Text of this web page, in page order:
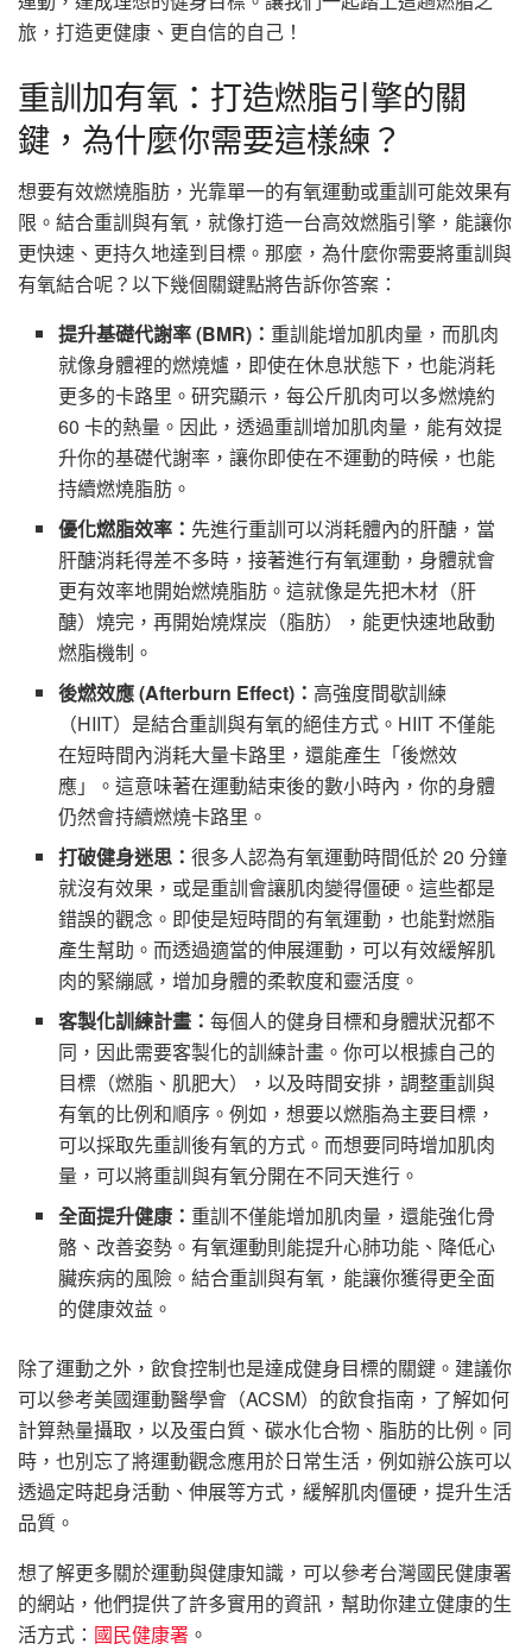
旅，打造更健康、更自信的自己！
重訓加有氧：打造燃脂引擎的關
鍵，為什麼你需要這樣練？
想要有效燃燒脂肪，光靠單一的有氧運動或重訓可能效果有
限。結合重訓與有氧，就像打造一台高效燃脂引擎，能讓你
更快速、更持久地達到目標。那麼，為什麼你需要將重訓與
有氧結合呢？以下幾個關鍵點將告訴你答案：
提升基礎代謝率 (BMR)： 重訓能增加肌肉量，而肌肉
就像身體裡的燃燒爐，即使在休息狀態下，也能消耗
更多的卡路里。研究顯示，每公斤肌肉可以多燃燒約
60 卡的熱量。因此，透過重訓增加肌肉量，能有效提
升你的基礎代謝率，讓你即使在不運動的時候，也能
持續燃燒脂肪。
優化燃脂效率： 先進行重訓可以消耗體內的肝醣，當
肝醣消耗得差不多時，接著進行有氧運動，身體就會
更有效率地開始燃燒脂肪。這就像是先把木材（肝
醣）燒完，再開始燒煤炭（脂肪），能更快速地啟動
燃脂機制。
後燃效應 (Afterburn Effect)： 高強度間歇訓練
（HIIT）是結合重訓與有氧的絕佳方式。HIIT 不僅能
在短時間內消耗大量卡路里，還能產生「後燃效
應」。這意味著在運動結束後的數小時內，你的身體
仍然會持續燃燒卡路里。
打破健身迷思：很多人認為有氧運動時間低於 20 分鐘
就沒有效果，或是重訓會讓肌肉變得僵硬。這些都是
錯誤的觀念。即使是短時間的有氧運動，也能對燃脂
產生幫助。而透過適當的伸展運動，可以有效緩解肌
肉的緊繃感，增加身體的柔軟度和靈活度。
客製化訓練計畫：每個人的健身目標和身體狀況都不
同，因此需要客製化的訓練計畫。你可以根據自己的
目標（燃脂、肌肥大），以及時間安排，調整重訓與
有氧的比例和順序。例如，想要以燃脂為主要目標，
可以採取先重訓後有氧的方式。而想要同時增加肌肉
量，可以將重訓與有氧分開在不同天進行。
全面提升健康： 重訓不僅能增加肌肉量，還能強化骨
骼、改善姿勢。有氧運動則能提升心肺功能、降低心
臟疾病的風險。結合重訓與有氧，能讓你獲得更全面
的健康效益。
除了運動之外，飲食控制也是達成健身目標的關鍵。建議你
可以參考美國運動醫學會（ACSM）的飲食指南，了解如何
計算熱量攝取，以及蛋白質、碳水化合物、脂肪的比例。同
時，也別忘了將運動觀念應用於日常生活，例如辦公族可以
透過定時起身活動、伸展等方式，緩解肌肉僵硬，提升生活
品質。
想了解更多關於運動與健康知識，可以參考台灣國民健康署
的網站，他們提供了許多實用的資訊，幫助你建立健康的生
活方式： 國民健康署 。